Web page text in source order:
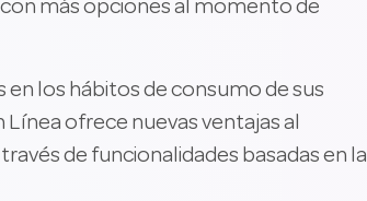
con más opciones al momento de
los hábitos de consumo de sus
ofrece nuevas ventajas al
de funcionalidades basadas en la